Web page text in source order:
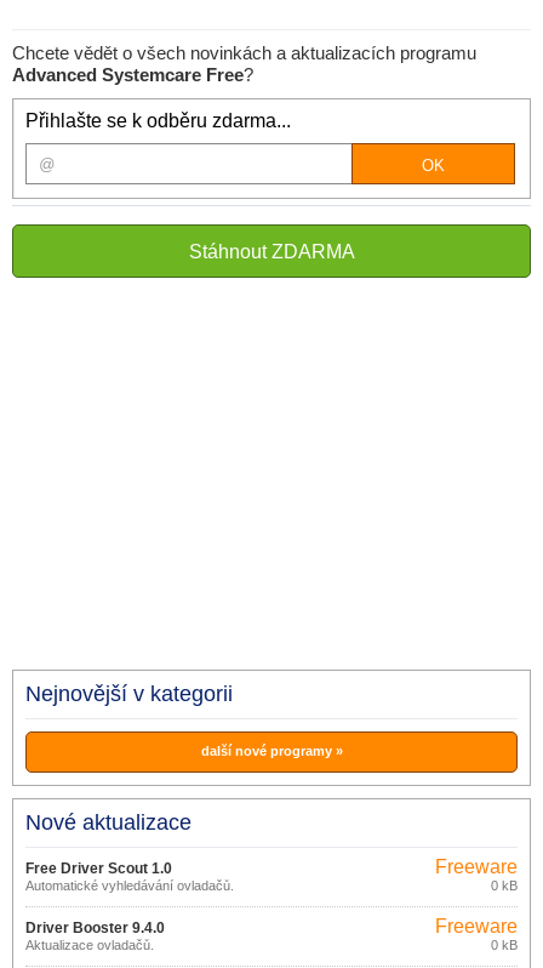
Chcete vědět o všech novinkách a aktualizacích programu
Advanced Systemcare Free?
Přihlašte se k odběru zdarma...
Stáhnout ZDARMA
Nejnovější v kategorii
další nové programy »
Nové aktualizace
Free Driver Scout 1.0
Automatické vyhledávání ovladačů.
Freeware
0 kB
Driver Booster 9.4.0
Aktualizace ovladačů.
Freeware
0 kB